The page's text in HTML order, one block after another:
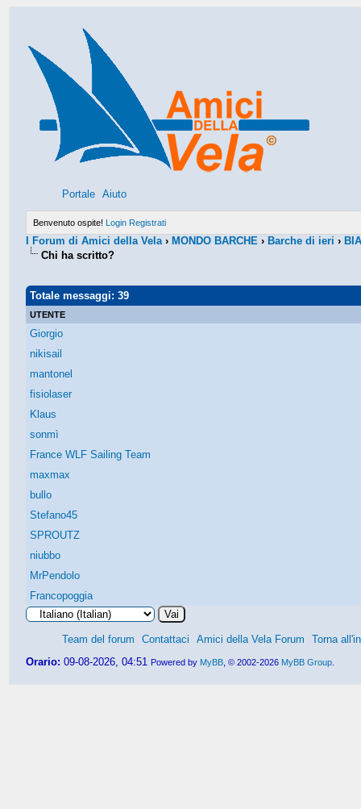
Portale Aiuto
Benvenuto ospite! Login Registrati
I Forum di Amici della Vela› MONDO BARCHE › Barche di ieri ›
Chi ha scritto?
Totale messaggi: 39
UTENTE
Giorgio
nikisail
mantonel
fisiolaser
Klaus
sonmì
France WLF Sailing Team
maxmax
bullo
Stefano45
SPROUTZ
niubbo
MrPendolo
Francopoggia
Team del forum Contattaci Amici della Vela Forum
Torna
Orario: 09-08-2026, 04:51 Powered by MyBB , © 2002-2026 MyBB Group